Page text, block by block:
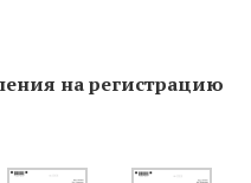
на регистрацию